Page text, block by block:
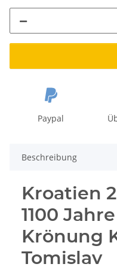
Paypal
Beschreibung
Kroatien
1100
Krönung
Tomislav